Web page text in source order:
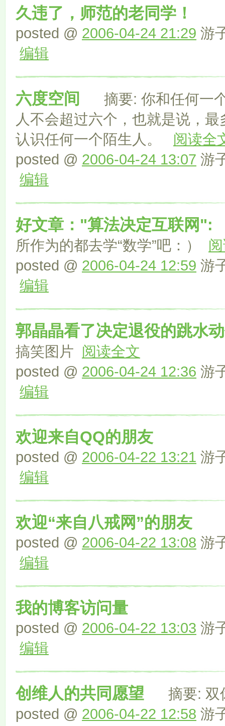
久违了，师范的老同学！
posted @ 2006-04-24 21:29 游
编辑
六度空间
摘要: 你和任何一
人不会超过六个，也就是说，
认识任何一个陌生人。 阅读全
posted @ 2006-04-24 13:07 游
编辑
好文章："算法决定互联网":
所作为的都去学“数学”吧：）
posted @ 2006-04-24 12:59 游
编辑
郭晶晶看了决定退役的跳水
搞笑图片 阅读全文
posted @ 2006-04-24 12:36 游
编辑
欢迎来自QQ的朋友
posted @ 2006-04-22 13:21 游
编辑
欢迎“来自八戒网”的朋友
posted @ 2006-04-22 13:08 游
编辑
我的博客访问量
posted @ 2006-04-22 13:03 游
编辑
创维人的共同愿望 摘要: 双
posted @ 2006-04-22 12:58 游